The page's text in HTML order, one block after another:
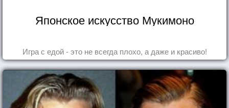
Японское искусство Мукимоно
Игра с едой - это не всегда плохо, а даже и красиво!